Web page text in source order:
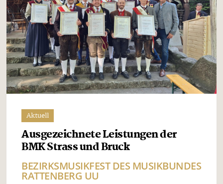
Aktuell
Ausgezeichnete Leistungen der
BMK Strass und Bruck
BEZIRKSMUSIKFEST DES MUSIKBUNDES
RATTENBERG UU